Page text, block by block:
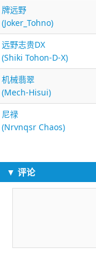
牌远野
(Joker_Tohno)
远野志贵DX
(Shiki Tohon-D-X)
机械翡翠
(Mech-Hisui)
尼禄
(Nrvnqsr Chaos)
▼ 评论